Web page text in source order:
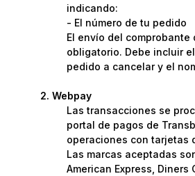
indicando:
- El número de tu pedido
El envío del comprobante
obligatorio. Debe incluir
pedido a cancelar y el
Webpay
Las transacciones se
portal de pagos de
operaciones con tarjetas
Las marcas aceptadas
American Express, Diners